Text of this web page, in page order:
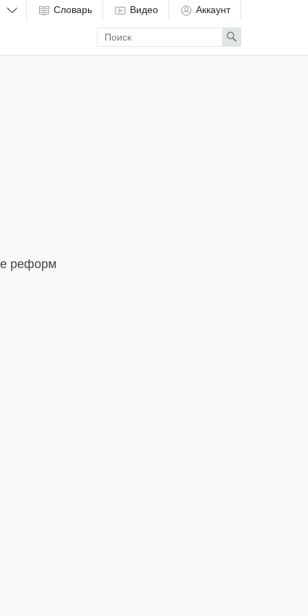
Словарь Видео Аккаунт
Enter
search
term
Search
реформ